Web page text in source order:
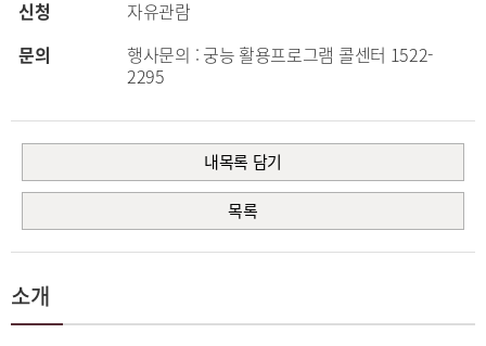
신청
자유관람
문의
행사문의 : 궁능 활용프로그램 콜센터 1522-
2295
내목록 담기
목록
소개